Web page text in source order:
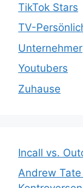
TikTok Stars
TV-
Unternehmer
Youtubers
Zuhause
Incall vs.
Andrew